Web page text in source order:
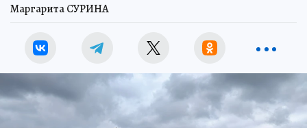
Маргарита СУРИНА